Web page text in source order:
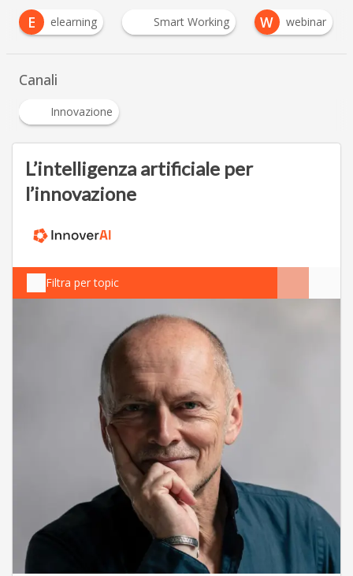
E
elearning Smart Working W
webinar
Canali
Innovazione
L’intelligenza artificiale per
l’innovazione
Filtra per topic